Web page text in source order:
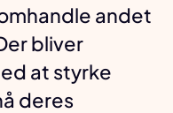
andet
bliver
at styrke
deres